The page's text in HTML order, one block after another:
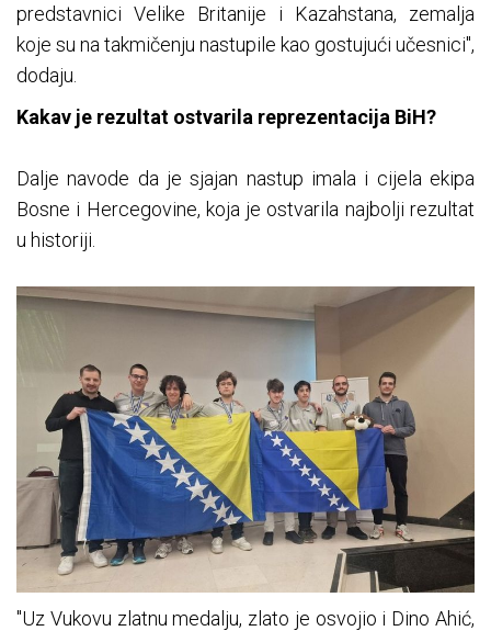
predstavnici Velike Britanije i Kazahstana, zemalja
koje su na takmičenju nastupile kao gostujući učesnici",
dodaju.
Kakav je rezultat ostvarila reprezentacija BiH?
Dalje navode da je sjajan nastup imala i cijela ekipa
Bosne i Hercegovine, koja je ostvarila najbolji rezultat
u historiji.
"Uz Vukovu zlatnu medalju, zlato je osvojio i Dino Ahić,